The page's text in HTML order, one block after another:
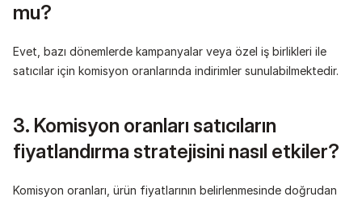
mu?
Evet, bazı dönemlerde kampanyalar veya özel iş birlikleri ile
satıcılar için komisyon oranlarında indirimler sunulabilmektedir.
3. Komisyon oranları satıcıların
fiyatlandırma stratejisini nasıl etkiler?
Komisyon oranları, ürün fiyatlarının belirlenmesinde doğrudan